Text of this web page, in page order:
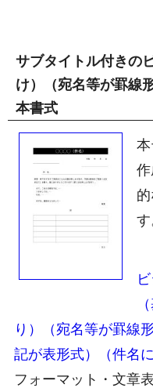
サブタイトル付きの
け）（宛名等が罫線
本書式
す
り）（宛名等が罫線
記が表形式）（件名
フォーマット・文章表